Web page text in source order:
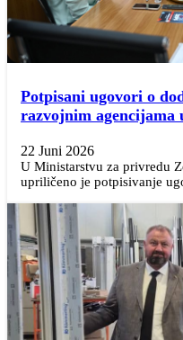
Potpisani ugovori o
razvojnim agencijama
22 Juni 2026
U Ministarstvu za privredu
upriličeno je potpisivanje